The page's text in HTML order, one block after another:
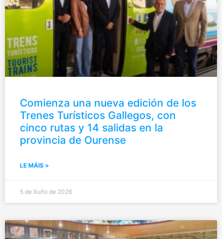
Comienza una nueva edición de los
Trenes Turísticos Gallegos, con
cinco rutas y 14 salidas en la
provincia de Ourense
LE MÁIS »
5 de Xuño de 2026